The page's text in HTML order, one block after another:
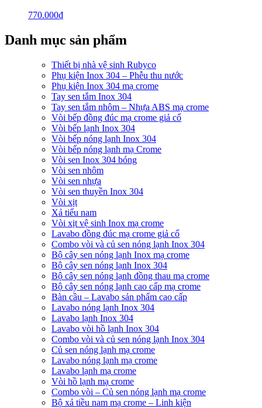
770.000₫
Danh mục sản phẩm
Thiết bị nhà vệ sinh Rubyco
Phụ kiện Inox 304 – Phễu thu nước
Phụ kiện Inox 304 mạ crome
Tay sen tắm Inox 304
Tay sen tắm nhôm – Nhựa ABS mạ crome
Vòi bếp đồng đúc mạ crome giả cổ
Vòi bếp lạnh Inox 304
Vòi bếp nóng lạnh Inox 304
Vòi bếp nóng lạnh mạ Crome
Vòi sen Inox 304 bóng
Vòi sen nhôm
Vòi sen nhựa
Vòi sen thuyền Inox 304
Vòi xịt
Xả tiểu nam
Vòi xịt vệ sinh Inox mạ crome
Lavabo đồng đúc mạ crome giả cổ
Combo vòi và củ sen nóng lạnh Inox 304
Bộ cây sen nóng lạnh Inox mạ crome
Bộ cây sen nóng lạnh Inox 304
Bộ cây sen nóng lạnh đồng thau mạ crome
Bộ cây sen nóng lạnh cao cấp mạ crome
Bàn cầu – Lavabo sản phẩm cao cấp
Lavabo nóng lạnh Inox 304
Lavabo lạnh Inox 304
Lavabo vòi hồ lạnh Inox 304
Combo vòi và củ sen nóng lạnh Inox 304
Củ sen nóng lạnh mạ crome
Lavabo nóng lạnh mạ crome
Lavabo lạnh mạ crome
Vòi hồ lạnh mạ crome
Combo vòi – Củ sen nóng lạnh mạ crome
Bộ xả tiều nam mạ crome – Linh kiện